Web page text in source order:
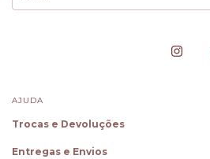
AJUDA
Trocas e Devoluções
Entregas e Envios